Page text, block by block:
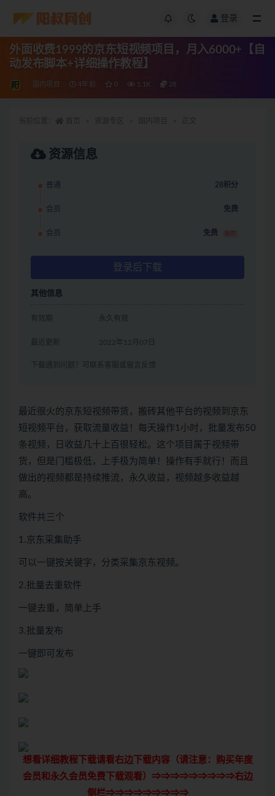
登录
外面收费1999的京东短视频项目，月入6000+【自
动发布脚本+详细操作教程】
国内项目 4年前 0 1.1K 28
资源信息
普通 28积分
会员 免费
会员 免费 推荐
登录后下载
其他信息
有效期 永久有效
最近更新 2022年12月07日
下载遇到问题？可联系客服或留言反馈
最近很火的京东短视频带货，搬砖其他平台的视频到京东
短视频平台，获取流量收益！每天操作1小时，批量发布50
条视频，日收益几十上百很轻松。这个项目属于视频带
货，但是门槛极低，上手极为简单！操作有手就行！而且
做出的视频都是持续推流，永久收益，视频越多收益越
高。
软件共三个
1.京东采集助手
可以一键按关键字，分类采集京东视频。
2.批量去重软件
一键去重，简单上手
3.批量发布
一键即可发布
想看详细教程下载请看右边下载内容（请注意： 购买年度
会员和永久会员免费下载观看）⇒⇒⇒⇒⇒⇒⇒⇒⇒右边
侧栏⇒⇒⇒⇒⇒⇒⇒⇒⇒